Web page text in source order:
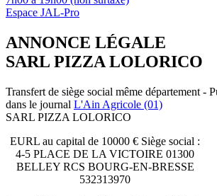
Espace JAL-Pro
ANNONCE LÉGALE
SARL PIZZA LOLORICO
Transfert de siège social même département -
dans le journal L'Ain Agricole (01)
SARL PIZZA LOLORICO
EURL au capital de 10000 € Siège social :
4-5 PLACE DE LA VICTOIRE 01300
BELLEY RCS BOURG-EN-BRESSE
532313970